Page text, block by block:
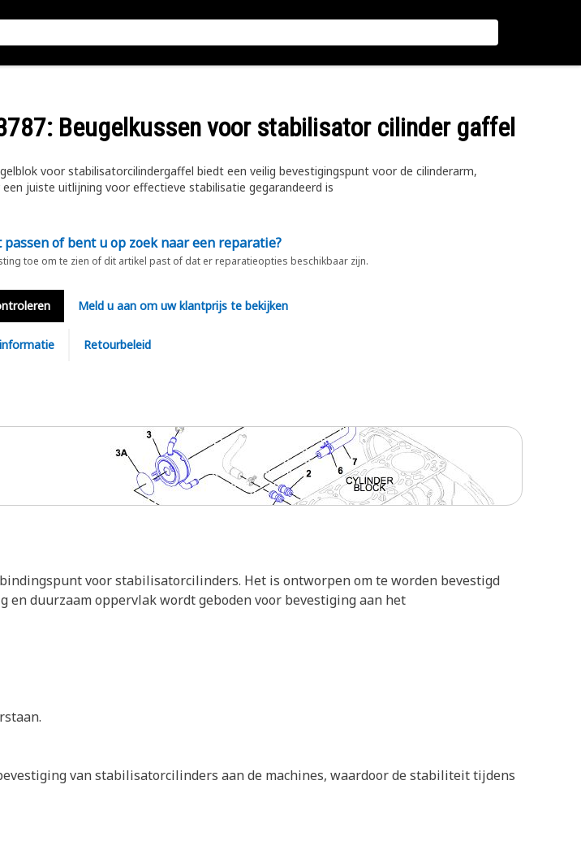
: Beugelkussen voor stabilisator cilinder gaffel
voor stabilisatorcilindergaffel biedt een veilig bevestigingspunt voor de cilinderarm,
juiste uitlijning voor effectieve stabilisatie gegarandeerd is
passen of bent u op zoek naar een reparatie?
toe om te zien of dit artikel past of dat er reparatieopties beschikbaar zijn.
Meld u aan om uw klantprijs te bekijken
Retourbeleid
voor stabilisatorcilinders. Het is ontworpen om te worden bevestigd
duurzaam oppervlak wordt geboden voor bevestiging aan het
van stabilisatorcilinders aan de machines, waardoor de stabiliteit tijdens